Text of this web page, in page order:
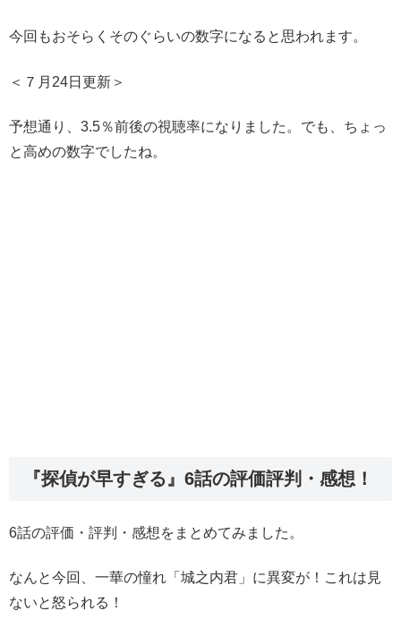
今回もおそらくそのぐらいの数字になると思われます。
＜７月24日更新＞
予想通り、3.5％前後の視聴率になりました。でも、ちょっ
と高めの数字でしたね。
『探偵が早すぎる』6話の評価評判・感想！
6話の評価・評判・感想をまとめてみました。
なんと今回、一華の憧れ「城之内君」に異変が！これは見
ないと怒られる！